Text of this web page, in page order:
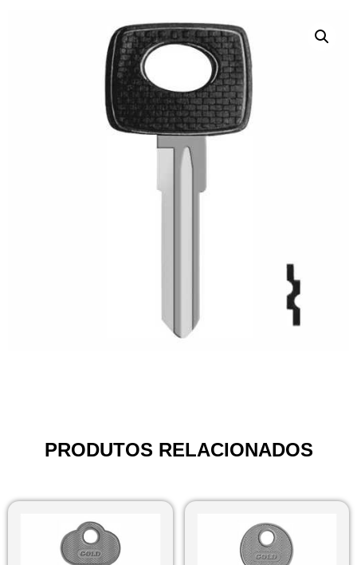
PRODUTOS RELACIONADOS